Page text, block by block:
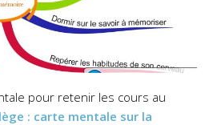
pour retenir les cours au
: carte mentale sur la